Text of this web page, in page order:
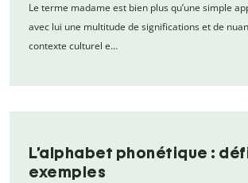
Le terme madame est bien plus qu’une simple
avec lui une multitude de significations et de
contexte culturel e…
L’alphabet phonétique :
exemples